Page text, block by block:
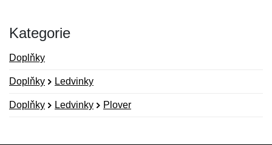
Kategorie
Doplňky
Doplňky Ledvinky
Doplňky Ledvinky Plover